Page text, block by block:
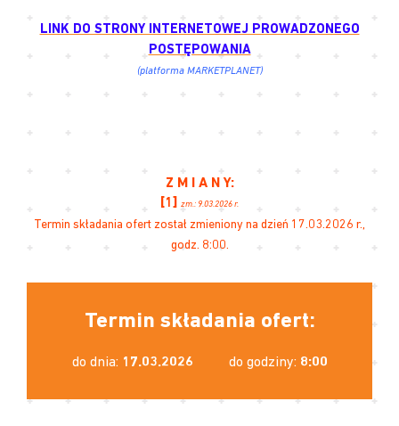
LINK DO STRONY INTERNETOWEJ PROWADZONEGO
POSTĘPOWANIA
(platforma MARKETPLANET)
Z M I A N Y:
[1]
zm.: 9.03.2026 r.
Termin składania ofert został zmieniony na dzień 17.03.2026 r.,
godz. 8:00.
Termin składania ofert:
do dnia: 17.03.2026 do godziny: 8:00